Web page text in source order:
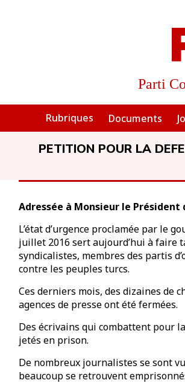
Parti
Rubriques Documents
PETITION POUR LA
Adressée à Monsieur le Président
L’état d’urgence proclamée par le
juillet 2016 sert aujourd’hui à faire
syndicalistes, membres des partis
contre les peuples turcs.
Ces derniers mois, des dizaines de
agences de presse ont été fermées.
Des écrivains qui combattent pour
jetés en prison.
De nombreux journalistes se sont
beaucoup se retrouvent